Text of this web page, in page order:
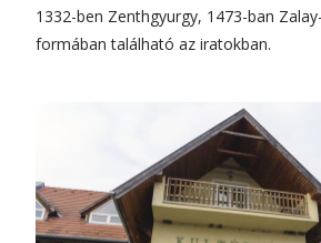
1332-ben Zenthgyurgy, 1473-ban
formában található az iratokban.